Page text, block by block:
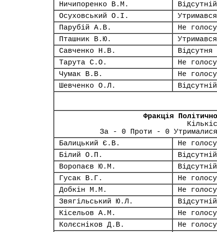
Ничипоренко В.М.
Відсутній
Осуховський О.І.
Утримався
Парубій А.В.
Не
Пташник В.Ю.
Утримався
Савченко Н.В.
Відсутня
Тарута С.О.
Не
Чумак В.В.
Не
Шевченко О.Л.
Відсутній
Фракція
За - 0 Проти - 0
Балицький Є.В.
Не
Білий О.П.
Відсутній
Воропаєв Ю.М.
Відсутній
Гусак В.Г.
Не
Добкін М.М.
Не
Звягільський Ю.Л.
Відсутній
Кісельов А.М.
Не
Колєсніков Д.В.
Не